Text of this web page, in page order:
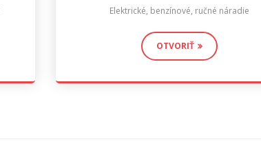
Elektrické, benzínové, ručné náradie
OTVORIŤ